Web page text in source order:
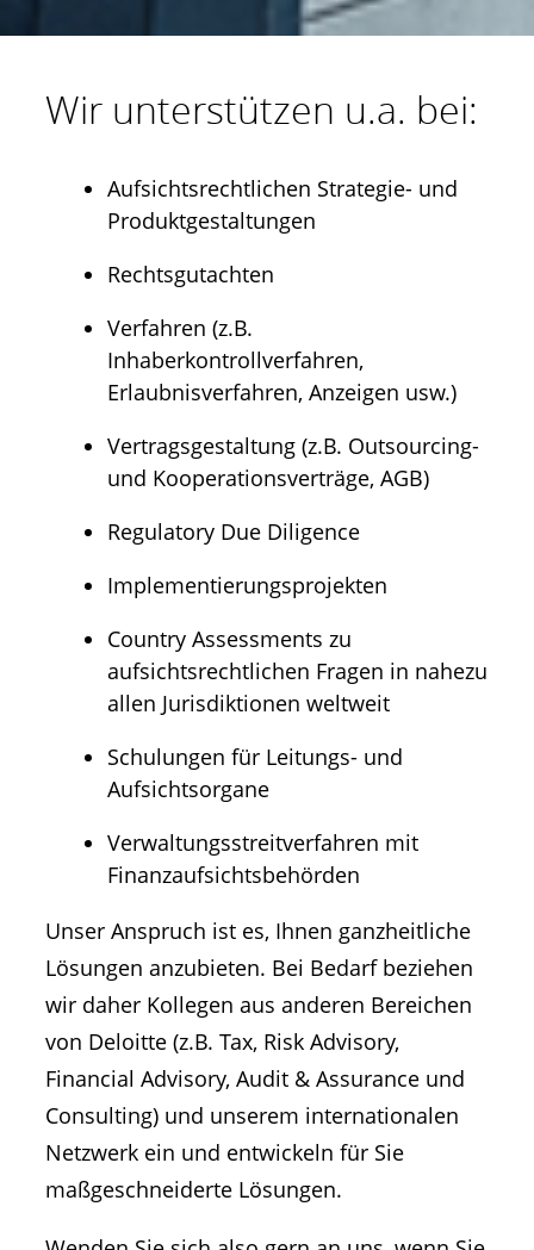
Wir unterstützen u.a. bei:
Aufsichtsrechtlichen Strategie- und
Produktgestaltungen
Rechtsgutachten
Verfahren (z.B.
Inhaberkontrollverfahren,
Erlaubnisverfahren, Anzeigen usw.)
Vertragsgestaltung (z.B. Outsourcing-
und Kooperationsverträge, AGB)
Regulatory Due Diligence
Implementierungsprojekten
Country Assessments zu
aufsichtsrechtlichen Fragen in nahezu
allen Jurisdiktionen weltweit
Schulungen für Leitungs- und
Aufsichtsorgane
Verwaltungsstreitverfahren mit
Finanzaufsichtsbehörden
Unser Anspruch ist es, Ihnen ganzheitliche
Lösungen anzubieten. Bei Bedarf beziehen
wir daher Kollegen aus anderen Bereichen
von Deloitte (z.B. Tax, Risk Advisory,
Financial Advisory, Audit & Assurance und
Consulting) und unserem internationalen
Netzwerk ein und entwickeln für Sie
maßgeschneiderte Lösungen.